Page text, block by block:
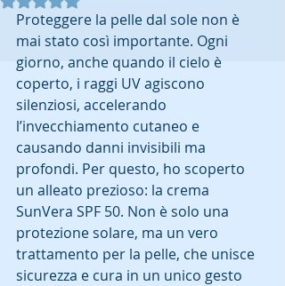
Proteggere la pelle dal sole non è
mai stato così importante. Ogni
giorno, anche quando il cielo è
coperto, i raggi UV agiscono
silenziosi, accelerando
l’invecchiamento cutaneo e
causando danni invisibili ma
profondi. Per questo, ho scoperto
un alleato prezioso: la crema
SunVera SPF 50. Non è solo una
protezione solare, ma un vero
trattamento per la pelle, che unisce
sicurezza e cura in un unico gesto